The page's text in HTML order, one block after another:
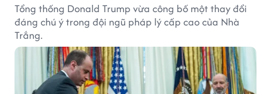
Tổng thống Donald Trump vừa công bố một thay đổi
đáng chú ý trong đội ngũ pháp lý cấp cao của Nhà
Trắng.